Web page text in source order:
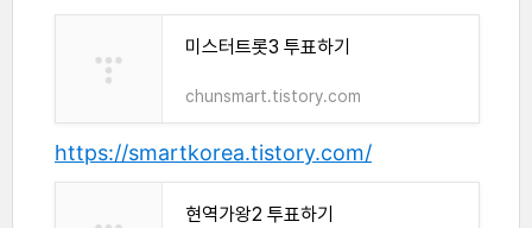
미스터트롯3 투표하기
chunsmart.tistory.com
https://smartkorea.tistory.com/
현역가왕2 투표하기